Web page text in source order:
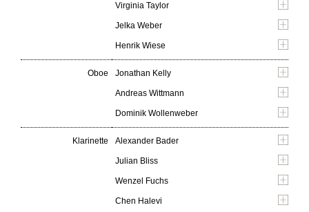
Virginia Taylor
Jelka Weber
Henrik Wiese
Oboe Jonathan Kelly
Andreas Wittmann
Dominik Wollenweber
Klarinette Alexander Bader
Julian Bliss
Wenzel Fuchs
Chen Halevi